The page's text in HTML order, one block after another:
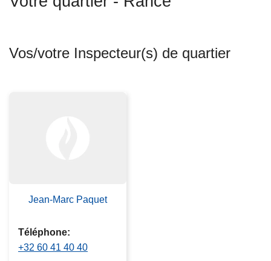
Vos/votre Inspecteur(s) de quartier
Jean-Marc Paquet
Téléphone
+32 60 41 40 40